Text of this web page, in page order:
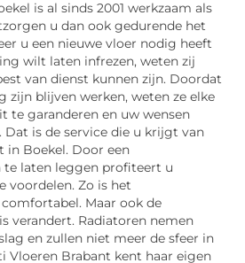
is al sinds 2001 werkzaam als
u dan ook gedurende het
u een nieuwe vloer nodig heeft
wilt laten infrezen, weten zij
van dienst kunnen zijn. Doordat
zijn blijven werken, weten ze elke
te garanderen en uw wensen
is de service die u krijgt van
in Boekel. Door een
laten leggen profiteert u
voordelen. Zo is het
Maar ook de
verandert. Radiatoren nemen
en zullen niet meer de sfeer in
Vloeren Brabant kent haar eigen